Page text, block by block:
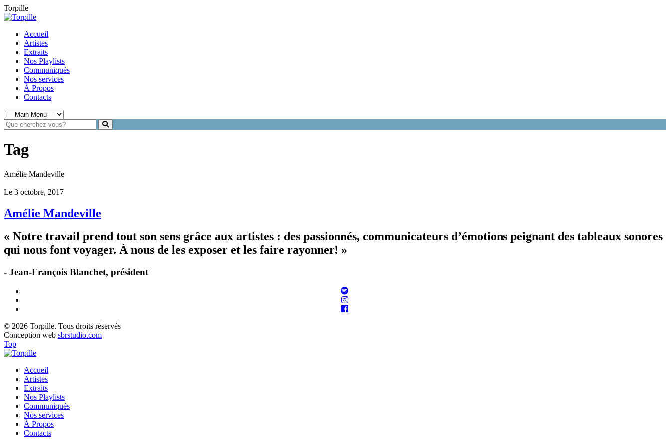
Torpille
Accueil
Artistes
Extraits
Nos Playlists
Communiqués
Nos services
À Propos
Contacts
Tag
Amélie Mandeville
Le 3 octobre, 2017
Amélie Mandeville
« Notre travail prend tout son sens grâce aux artistes : des passionnés, communicateurs d’émotions peignant des tableaux sonores
qui nous font voyager. À nous de les exposer et les faire rayonner! »
- Jean-François Blanchet, président
© 2026 Torpille. Tous droits réservés
Conception web sbrstudio.com
Top
Accueil
Artistes
Extraits
Nos Playlists
Communiqués
Nos services
À Propos
Contacts